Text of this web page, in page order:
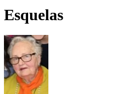
Esquelas